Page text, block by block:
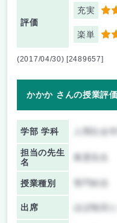
評価
充実 5
楽単 4
(2017/04/30) [2489657]
かかか さんの授業評価
学部 学科
担当の先生
名
授業種別
出席 ほぼ毎回と